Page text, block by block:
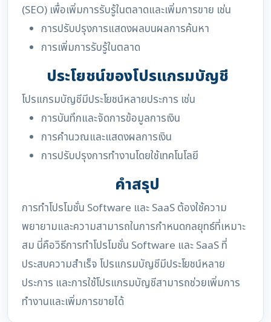
(SEO) เพื่อเพิ่มการรับรู้ในตลาดและเพิ่มการขาย เช่น
การปรับปรุงการแสดงผลบนผลการค้นหา
การเพิ่มการรับรู้ในตลาด
ประโยชน์ของโปรแกรมบัญชี
โปรแกรมบัญชีมีประโยชน์หลายประการ เช่น
การบันทึกและจัดการข้อมูลการเงิน
การคำนวณและแสดงผลการเงิน
การปรับปรุงการทำงานโดยใช้เทคโนโลยี
คำสรุป
การทำโปรโมชั่น Software และ SaaS ต้องใช้ความ
พยายามและความสามารถในการกำหนดกลยุทธ์ที่เหมาะ
สม นี่คือวิธีการทำโปรโมชั่น Software และ SaaS ที่
ประสบความสำเร็จ โปรแกรมบัญชีมีประโยชน์หลาย
ประการ และการใช้โปรแกรมบัญชีสามารถช่วยเพิ่มการ
ทำงานและเพิ่มการขายได้